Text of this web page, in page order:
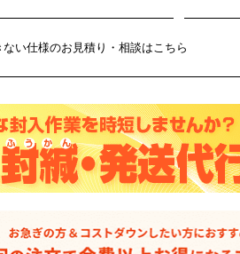
い仕様のお見積り・相談はこちら